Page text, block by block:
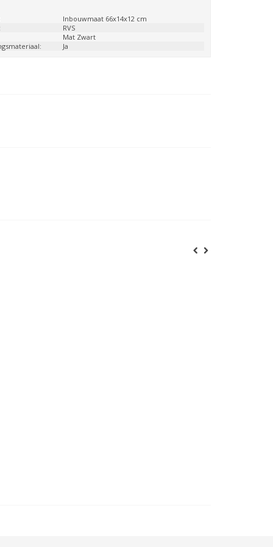
Inbouwmaat 66x14x12 cm
RVS
Mat Zwart
Ja